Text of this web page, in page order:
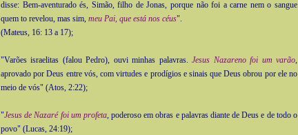
disse: Bem-aventurado és, Simão, filho de Jonas, porque não foi a carne nem o sangue
quem to revelou, mas sim, meu Pai, que está nos céus".
(Mateus, 16: 13 a 17);
"Varões israelitas (falou Pedro), ouvi minhas palavras.Jesus Nazareno foi um varão,
aprovado por Deus entre vós, com virtudes e prodígios e sinais que Deus obrou por ele no
meio de vós" (Atos, 2:22);
"Jesus de Nazaré foi um profeta, poderoso em obras e palavras diante de Deus e de todo o
povo" (Lucas, 24:19);